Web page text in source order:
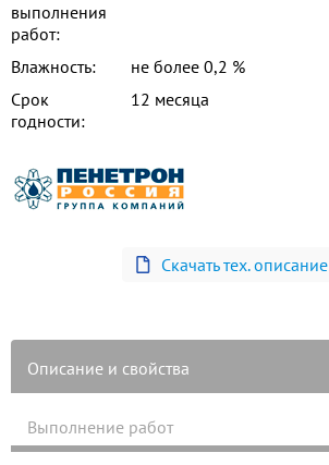
Скачать тех. описание
выполнения
работ:
Влажность:
не более 0,2 %
Срок
годности:
12 месяца
Описание и свойства
Выполнение работ